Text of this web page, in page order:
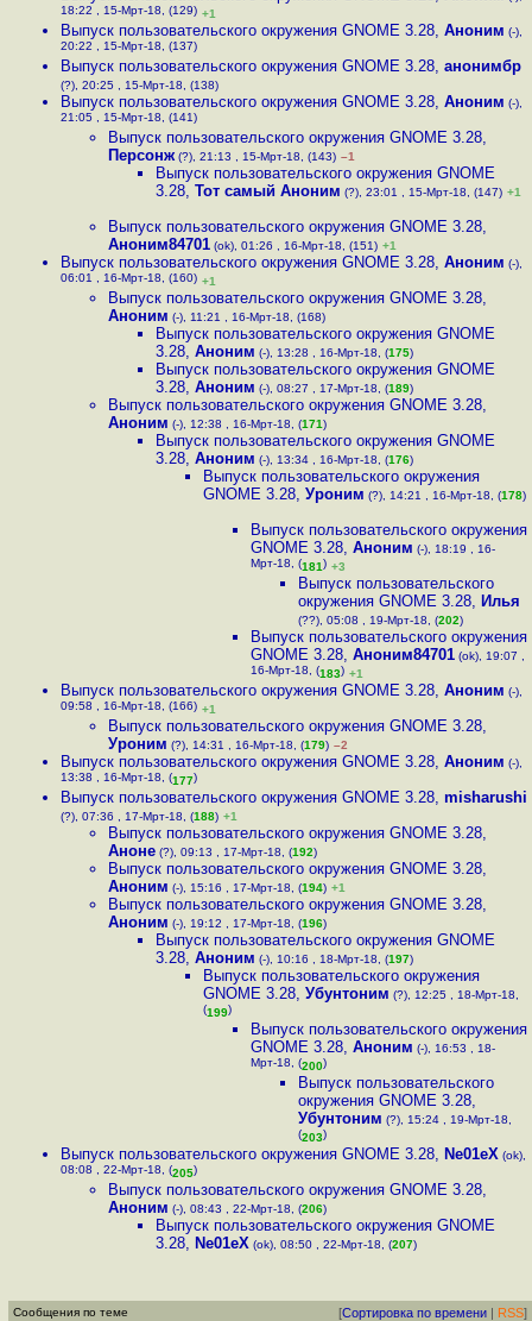
18:22 , 15-Мрт-18, (129) +1
Выпуск пользовательского окружения GNOME 3.28, Аноним (-),
20:22 , 15-Мрт-18, (137)
Выпуск пользовательского окружения GNOME 3.28, анонимбр
(?), 20:25 , 15-Мрт-18, (138)
Выпуск пользовательского окружения GNOME 3.28, Аноним (-),
21:05 , 15-Мрт-18, (141)
Выпуск пользовательского окружения GNOME 3.28,
Персонж (?), 21:13 , 15-Мрт-18, (143) –1
Выпуск пользовательского окружения GNOME
3.28, Тот самый Аноним (?), 23:01 , 15-Мрт-18, (147) +1
Выпуск пользовательского окружения GNOME 3.28,
Аноним84701 (ok), 01:26 , 16-Мрт-18, (151) +1
Выпуск пользовательского окружения GNOME 3.28, Аноним (-),
06:01 , 16-Мрт-18, (160) +1
Выпуск пользовательского окружения GNOME 3.28,
Аноним (-), 11:21 , 16-Мрт-18, (168)
Выпуск пользовательского окружения GNOME
3.28, Аноним (-), 13:28 , 16-Мрт-18, (175)
Выпуск пользовательского окружения GNOME
3.28, Аноним (-), 08:27 , 17-Мрт-18, (189)
Выпуск пользовательского окружения GNOME 3.28,
Аноним (-), 12:38 , 16-Мрт-18, (171)
Выпуск пользовательского окружения GNOME
3.28, Аноним (-), 13:34 , 16-Мрт-18, (176)
Выпуск пользовательского окружения
GNOME 3.28, Уроним (?), 14:21 , 16-Мрт-18, (178)
Выпуск пользовательского окружения
GNOME 3.28, Аноним (-), 18:19 , 16-
Мрт-18, (181) +3
Выпуск пользовательского
окружения GNOME 3.28, Илья
(??), 05:08 , 19-Мрт-18, (202)
Выпуск пользовательского окружения
GNOME 3.28, Аноним84701 (ok), 19:07 ,
16-Мрт-18, (183) +1
Выпуск пользовательского окружения GNOME 3.28, Аноним (-),
09:58 , 16-Мрт-18, (166) +1
Выпуск пользовательского окружения GNOME 3.28,
Уроним (?), 14:31 , 16-Мрт-18, (179) –2
Выпуск пользовательского окружения GNOME 3.28, Аноним (-),
13:38 , 16-Мрт-18, (177)
Выпуск пользовательского окружения GNOME 3.28, misharushi
(?), 07:36 , 17-Мрт-18, (188) +1
Выпуск пользовательского окружения GNOME 3.28,
Аноне (?), 09:13 , 17-Мрт-18, (192)
Выпуск пользовательского окружения GNOME 3.28,
Аноним (-), 15:16 , 17-Мрт-18, (194) +1
Выпуск пользовательского окружения GNOME 3.28,
Аноним (-), 19:12 , 17-Мрт-18, (196)
Выпуск пользовательского окружения GNOME
3.28, Аноним (-), 10:16 , 18-Мрт-18, (197)
Выпуск пользовательского окружения
GNOME 3.28, Убунтоним (?), 12:25 , 18-Мрт-18,
(199)
Выпуск пользовательского окружения
GNOME 3.28, Аноним (-), 16:53 , 18-
Мрт-18, (200)
Выпуск пользовательского
окружения GNOME 3.28,
Убунтоним (?), 15:24 , 19-Мрт-18,
(203)
Выпуск пользовательского окружения GNOME 3.28, Ne01eX (ok),
08:08 , 22-Мрт-18, (205)
Выпуск пользовательского окружения GNOME 3.28,
Аноним (-), 08:43 , 22-Мрт-18, (206)
Выпуск пользовательского окружения GNOME
3.28, Ne01eX (ok), 08:50 , 22-Мрт-18, (207)
Сообщения по теме [Сортировка по времени | RSS]